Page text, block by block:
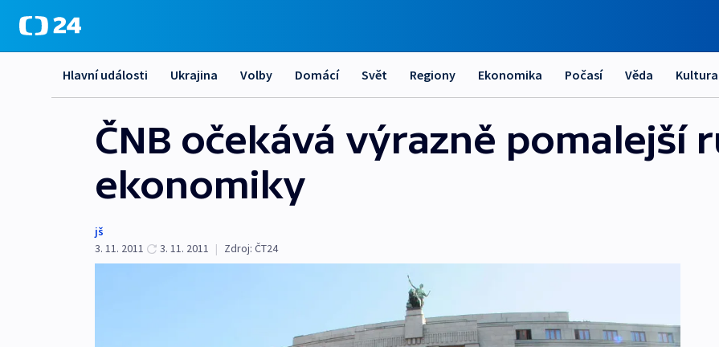
Hlavní události Ukrajina Volby Domácí Svět Regiony Ekonomika Počasí Věda Kultura
ČNB očekává výrazně pomalejší
ekonomiky
jš
3. 11. 2011
3. 11. 2011 | Zdroj: ČT24